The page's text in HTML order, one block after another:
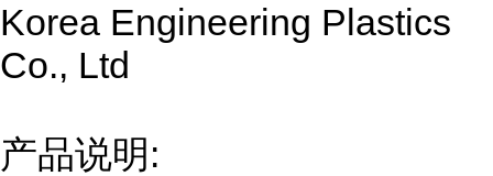
Korea Engineering Plastics
Co., Ltd
产品说明: